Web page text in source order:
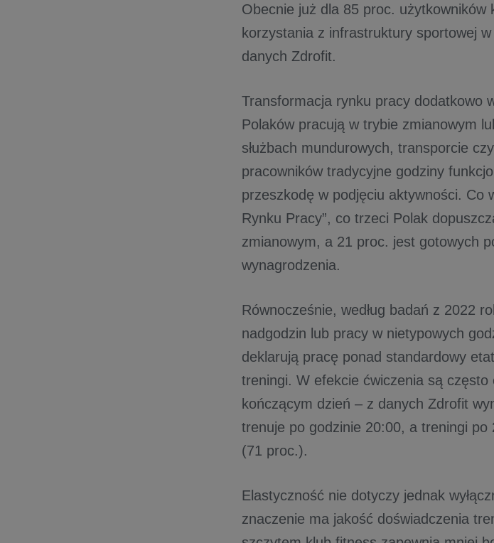
Obecnie już dla 85 proc.
korzystania z infrastruktury sportowej
danych Zdrofit.
Transformacja rynku pracy dodatkowo
Polaków pracują w trybie zmianowym
służbach mundurowych, transporcie
pracowników tradycyjne godziny
przeszkodę w podjęciu aktywności. Co
Rynku Pracy”, co trzeci Polak
zmianowym, a 21 proc. jest gotowych
wynagrodzenia.
Równocześnie, według badań z 2022
nadgodzin lub pracy w nietypowych
deklarują pracę ponad standardowy
treningi. W efekcie ćwiczenia są często
kończącym dzień – z danych Zdrofit
trenuje po godzinie 20:00, a treningi
(71 proc.).
Elastyczność nie dotyczy jednak
znaczenie ma jakość doświadczenia